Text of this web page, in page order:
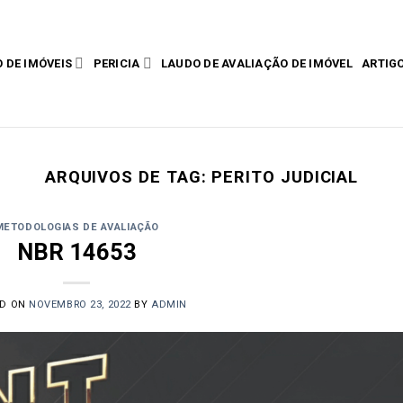
DE IMÓVEIS PERICIA LAUDO DE AVALIAÇÃO DE IMÓVEL
ARQUIVOS DE TAG: PERITO JUDICIAL
DE AVALIAÇÃO
NBR 14653
ON NOVEMBRO 23, 2022BYADMIN